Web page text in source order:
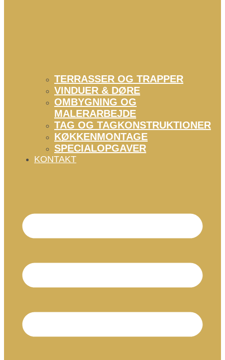
TERRASSER OG TRAPPER
VINDUER & DØRE
OMBYGNING OG
MALERARBEJDE
TAG OG TAGKONSTRUKTIONER
KØKKENMONTAGE
SPECIALOPGAVER
KONTAKT